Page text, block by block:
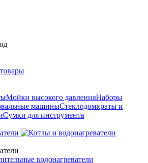
Мойки высокого давленияНаборы
машиныСтеклодомкраты и
Сумки для инструмента
водонагреватели